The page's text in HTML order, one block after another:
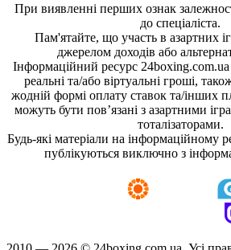
При виявленні перших ознак
до спеціаліста.
Пам'ятайте, що участь в азартних
джерелом доходів або
Інформаційний ресурс
реальні та/або віртуальні гроші,
жодній формі оплату ставок та/інших
можуть бути пов’язані з азартними
тоталізаторами.
Будь-які матеріали на інформаційному
публікуються виключно з